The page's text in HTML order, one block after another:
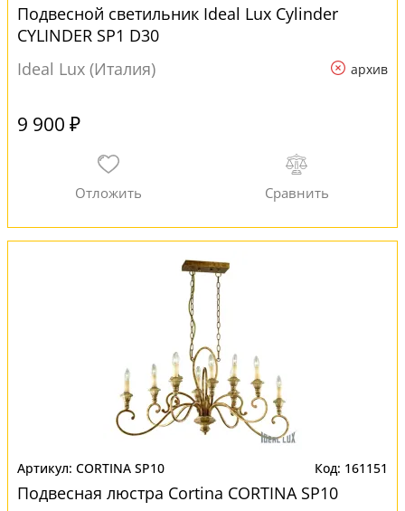
Подвесной светильник Ideal Lux Cylinder
CYLINDER SP1 D30
Ideal Lux (Италия)
архив
9 900 ₽
CORTINA SP10 161151
Подвесная люстра Cortina CORTINA SP10